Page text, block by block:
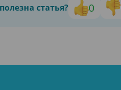
статья? 0